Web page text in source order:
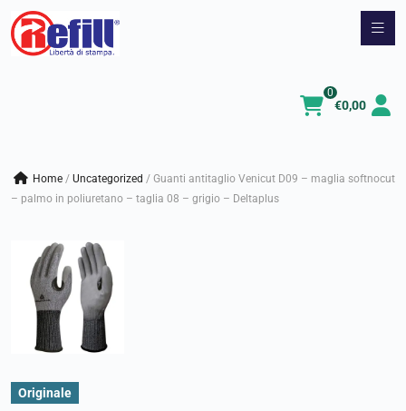
Vai
€0,00
0
Home / uncategorized / Guanti antitaglio Venicut D09 – maglia softnocut
– palmo in poliuretano – taglia 08 – grigio – Deltaplus
Originale